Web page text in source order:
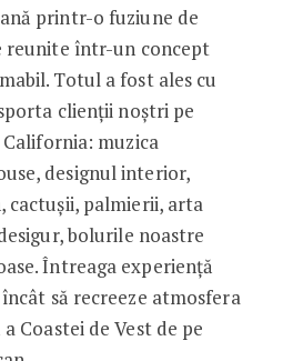
printr-o fuziune de
reunite într-un concept
Totul a fost ales cu
clienții noștri pe
muzica
designul interior,
cactușii, palmierii, arta
bolurile noastre
Întreaga experiență
să recreeze atmosfera
Coastei de Vest de pe